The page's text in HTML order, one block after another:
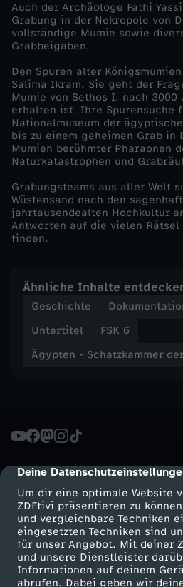
cmp-dialog-description
Deine
Um dir eine optimale Website
ZDFtivi präsentieren zu
und vergleichbare Techniken
eingesetzten Techniken sind
für unser Angebot. Mit deiner
und unsere Dienstleister
Informationen auf deinem
abrufen. Dabei geben wir
r
d
e
r
A
r
c
ä
o
l
g
i
e
-
B
Auch der Archäologe Fathi
Grabung in der Nekropole von
vollständige Mumie sowie
Grabbeigaben.
Den Spuren alter
Salima Ikram. Sie geht der
Mumie von Sethos I. nach
erhalten ist. Ihre Spurensuche
Nationalmuseum der
bis zu einem geheimen Grab in
Mumien berühmter Pharaonen
Naturkatastrophen und
Grabungsteams aus aller Welt
Wüstensand nach den
jahrtausendealten Hochkultur
Antworten auf die vielen Rätsel
finden.
Ähnliche Inhalte
Geschichte
Untertitel
FSK 6
Ägypten - Schatzkammer
Mehr ZDF
ZDF-Apps